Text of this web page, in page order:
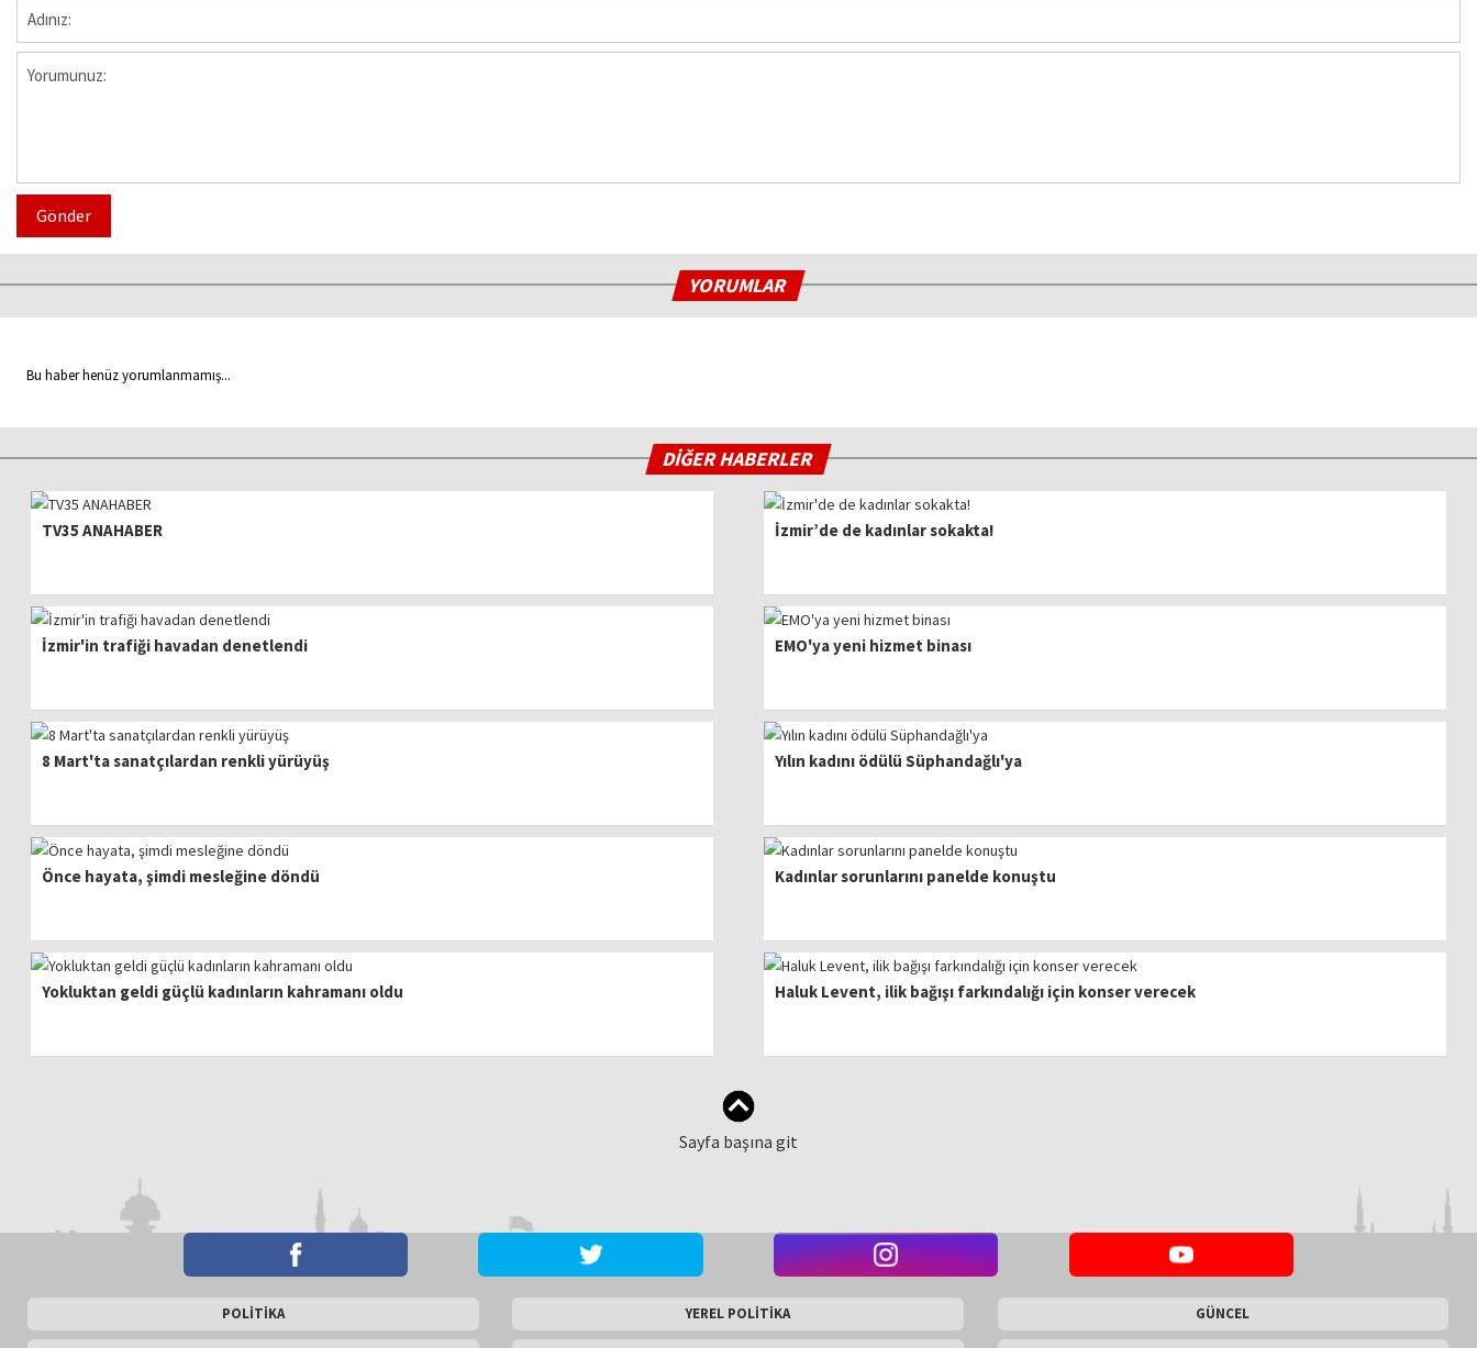
Gönder
YORUMLAR
Bu haber henüz yorumlanmamış...
DİĞER HABERLER
TV35 ANAHABER İzmir’de de kadınlar sokakta!
İzmir'in trafiği havadan denetlendi EMO'ya yeni hizmet binası
8 Mart'ta sanatçılardan renkli yürüyüş Yılın kadını ödülü Süphandağlı'ya
Önce hayata, şimdi mesleğine döndü Kadınlar sorunlarını panelde konuştu
Yokluktan geldi güçlü kadınların kahramanı oldu Haluk Levent, ilik bağışı farkındalığı için konser verecek
Sayfa başına git
POLİTİKA YEREL POLİTİKA GÜNCEL